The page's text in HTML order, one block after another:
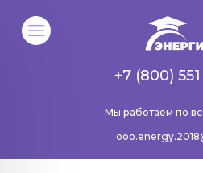
Мы работаем по
+7 (800)